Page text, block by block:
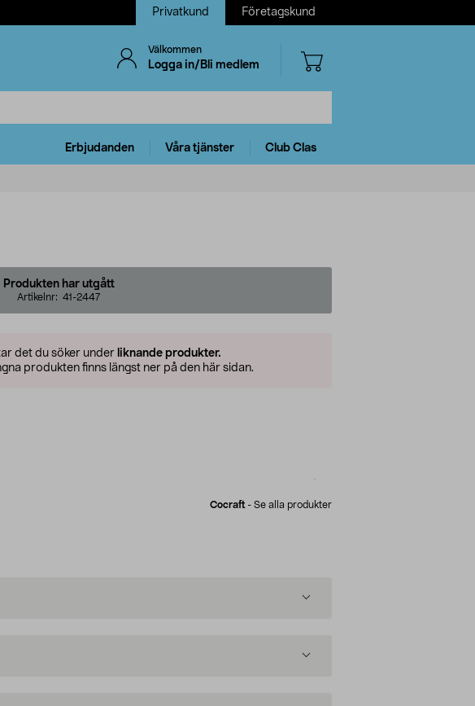
Privatkund Företagskund
Välkommen
Logga in/Bli medlem
Erbjudanden Våra tjänster Club Clas
Produkten har utgått
Artikelnr: 41-2447
det du söker under liknande produkter.
produkten finns längst ner på den här sidan.
Cocraft - Se alla produkter